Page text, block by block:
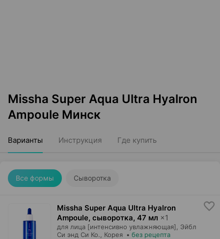
Missha Super Aqua Ultra Hyalron
Ampoule Минск
Варианты Инструкция Где купить
Все формы Сыворотка
Missha Super Aqua Ultra Hyalron
Ampoule, сыворотка, 47 мл ×1
для лица [интенсивно увлажняющая],
Эйбл
Си энд Си Ко.
, Корея • без рецепта